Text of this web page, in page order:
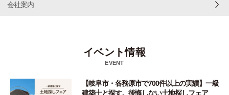
会社案内
イベント情報
EVENT
【岐阜市・各務原市で700件以上の実績】一級
建築士と探す。後悔しない土地探しフェア